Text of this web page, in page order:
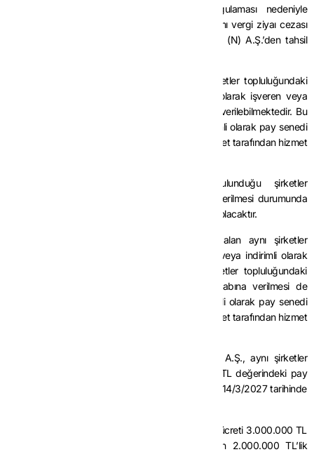
bedeli üzerinden hesaplanan ve istisna uygulaması nedeniyle
zamanında alınmayan gelir vergisinin %25’lik kısmı vergi ziyaı cezası
uygulanmaksızın gecikme faizi ile birlikte işveren (N) A.Ş.’den tahsil
(6) Hizmet erbabına, işverenin dahil olduğu şirketler topluluğundaki
şirketlerin pay senetleri, bedelsiz veya indirimli olarak işveren veya
şirketler topluluğundaki diğer şirketler tarafından verilebilmektedir. Bu
durumlarda hizmet erbabına bedelsiz veya indirimli olarak pay senedi
verilmek suretiyle sağlanan menfaatler, işveren şirket tarafından hizmet
Hizmet erbabına, işverenin de içinde bulunduğu şirketler
topluluğundaki diğer şirketlerin pay senetlerinin verilmesi durumunda
da söz konusu istisnadan faydalanılması mümkün olacaktır.
(7) Hizmet erbabına, işverenin aktifinde yer alan aynı şirketler
topluluğundaki şirketlerin pay senetleri bedelsiz veya indirimli olarak
verilebileceği gibi bu pay senetlerinin aynı şirketler topluluğundaki
diğer şirketler tarafından doğrudan hizmet erbabına verilmesi de
mümkündür. Her hâlükârda bedelsiz veya indirimli olarak pay senedi
verilmek suretiyle sağlanan menfaatler, işveren şirket tarafından hizmet
Teknogirişim şirketi niteliğini haiz (Ö) A.Ş., aynı şirketler
topluluğunda yer alan (P) A.Ş.’ye ait 2.000.000 TL değerindeki pay
senedini, bünyesinde çalışan hizmet erbabı (R)’ye 14/3/2027 tarihinde
Hizmet erbabı (R)’nin 2027 yılındaki bir yıllık brüt ücreti 3.000.000 TL
olup, bedelsiz hisse verilmek suretiyle sağlanan 2.000.000 TL’lik